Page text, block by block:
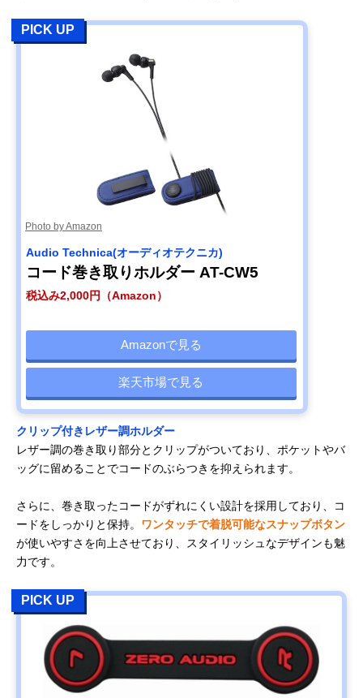
PICK UP
Photo by Amazon
Audio Technica(オーディオテクニカ)
コード巻き取りホルダー AT-CW5
税込み2,000円（Amazon）
Amazonで見る
楽天市場で見る
クリップ付きレザー調ホルダー
レザー調の巻き取り部分とクリップがついており、ポケットやバ
ッグに留めることでコードのぶらつきを抑えられます。
さらに、巻き取ったコードがずれにくい設計を採用しており、コ
ードをしっかりと保持。 ワンタッチで着脱可能なスナップボタン
が使いやすさを向上させており、スタイリッシュなデザインも魅
力です。
PICK UP